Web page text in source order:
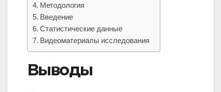
Методология
Введение
Статистические данные
Видеоматериалы исследования
Выводы